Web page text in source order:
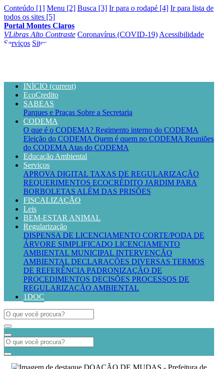
Conteúdo [1] Menu [2] Busca [3] Ir para o rodapé [4] Ir para lista de
todos os sites [5]
Portal Montes Claros
VLibras Alto Contraste Coronavírus (COVID-19) Acessibilidade
Serviços Sites
INÍCIO (current)
EcoCredito
SABEAS
Parques e Praças Sobre a Secretaria
CODEMA
O que é o CODEMA? Regimento interno do CODEMA
Eleição do CODEMA Quem é quem no CODEMA Reuniões
do CODEMA Atas do CODEMA
Educação Ambiental
Serviços
APROVA DIGITAL TAXAS DE REGULARIZAÇÃO
REQUERIMENTOS ECOCRÉDITO JARDIM PARA
BORBOLETAS ALÉM DAS PRISÕES
FISCALIZAÇÃO
Leis
BEM-ESTAR ANIMAL
Regularização
DISPENSA DE LICENCIAMENTO CORTE/PODA DE
ÁRVORE SIMPLIFICADO LICENCIAMENTO
AMBIENTAL MUNICIPAL INTERVENÇÃO
AMBIENTAL DECLARAÇÕES DIVERSAS TERMOS
DE REFERÊNCIA PADRONIZAÇÃO DE
PROCEDIMENTOS DECISÕES PROCESSOS DE
REGULARIZAÇÃO AMBIENTAL
1DOC